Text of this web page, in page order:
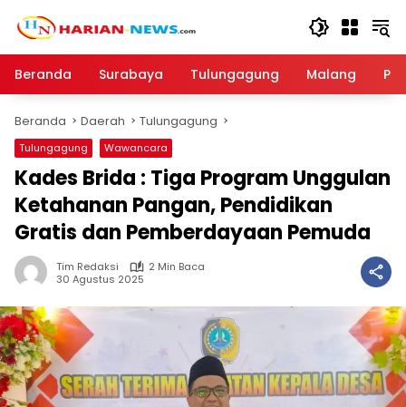
Beranda
Surabaya Tulungagung Malang
Beranda Daerah Tulungagung
Tulungagung Wawancara
Kades Brida : Tiga Program Unggulan
Ketahanan Pangan, Pendidikan
Gratis dan Pemberdayaan Pemuda
Tim Redaksi
2 Min Baca
30 Agustus 2025